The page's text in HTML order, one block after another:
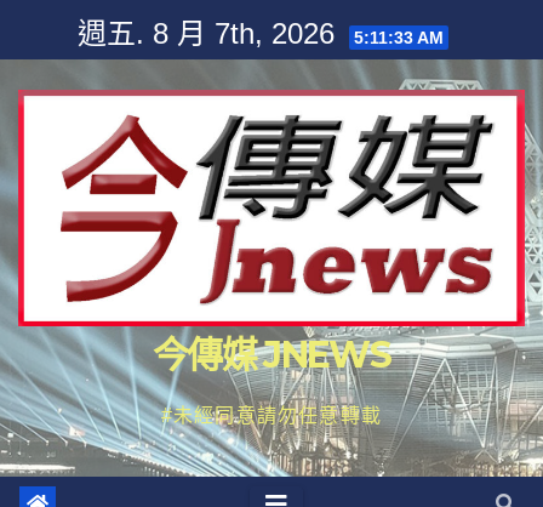
content
週五. 8 月 7th, 2026 5:11:34 AM
今傳媒 JNEWS
#未經同意請勿任意轉載